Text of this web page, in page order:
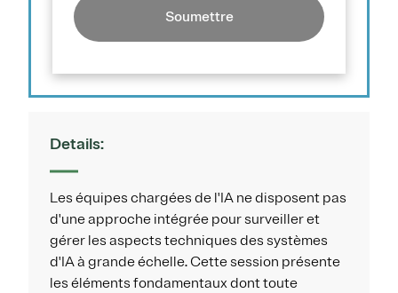
Soumettre
Details:
Les équipes chargées de l'IA ne disposent pas
d'une approche intégrée pour surveiller et
gérer les aspects techniques des systèmes
d'IA à grande échelle. Cette session présente
les éléments fondamentaux dont toute